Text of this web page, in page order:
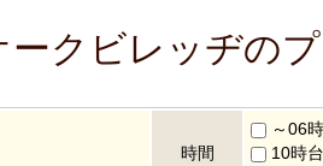
クビレッヂの
時間
～06
10時台